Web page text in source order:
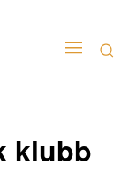
klubb